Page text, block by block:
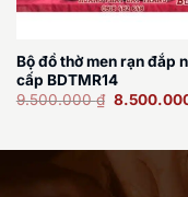
Bộ đồ thờ men rạn đắp
cấp BDTMR14
9.500.000₫ Giá